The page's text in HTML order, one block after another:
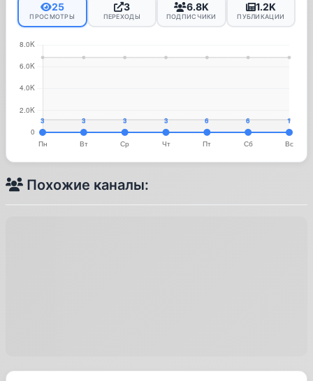
25
ПРОСМОТРЫ
3
ПЕРЕХОДЫ
6.8K
ПОДПИСЧИКИ
1.2K
ПУБЛИКАЦИИ
Похожие каналы: